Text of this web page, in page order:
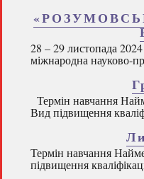
28 – 29 листопада
міжнародна науково-
Термін навчання
Вид підвищення
Термін навчання
підвищення